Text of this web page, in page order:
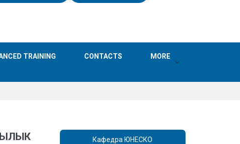
TRAINING СONTACTS MORE
Кафедра ЮНЕСКО